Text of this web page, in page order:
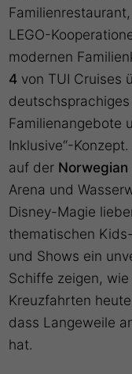
LEGO-
modernen
4 von TUI Cruises
Familienangebote
Inklusive“-
auf der Norwegian
Arena und
Disney-Magie
thematischen
und Shows ein
Schiffe zeigen,
Kreuzfahrten
dass Langeweile
hat.